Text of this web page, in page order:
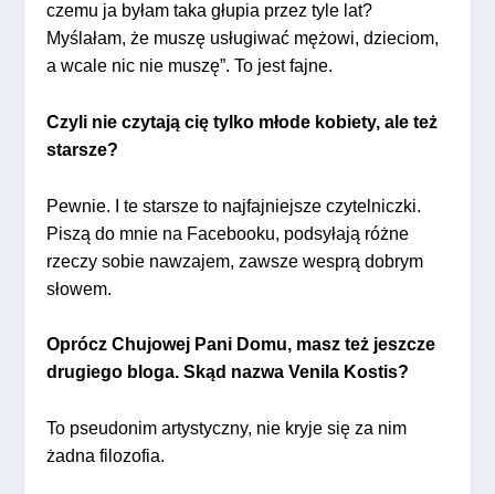
czemu ja byłam taka głupia przez tyle lat?
Myślałam, że muszę usługiwać mężowi, dzieciom,
a wcale nic nie muszę”. To jest fajne.
Czyli nie czytają cię tylko młode kobiety, ale też
starsze?
Pewnie. I te starsze to najfajniejsze czytelniczki.
Piszą do mnie na Facebooku, podsyłają różne
rzeczy sobie nawzajem, zawsze wesprą dobrym
słowem.
Oprócz Chujowej Pani Domu, masz też jeszcze
drugiego bloga. Skąd nazwa Venila Kostis?
To pseudonim artystyczny, nie kryje się za nim
żadna filozofia.